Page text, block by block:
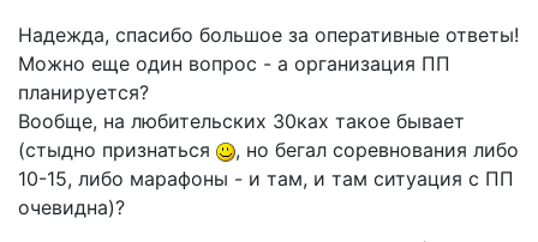
Надежда, спасибо большое за оперативные ответы!
Можно еще один вопрос - а организация ПП
планируется?
Вообще, на любительских 30ках такое бывает
(стыдно признаться
, но бегал соревнования либо
10-15, либо марафоны - и там, и там ситуация с ПП
очевидна)?